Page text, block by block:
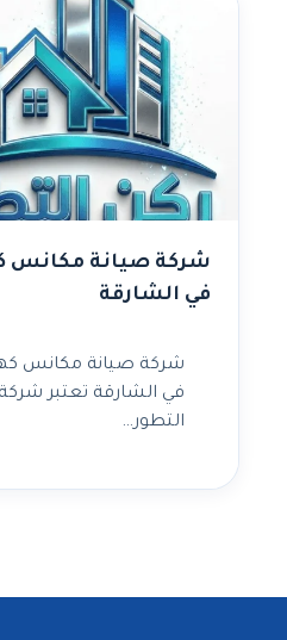
شركة صيانة مكانس
في الشارقة
شركة صيانة مكانس
في الشارقة تعتبر
التطور…